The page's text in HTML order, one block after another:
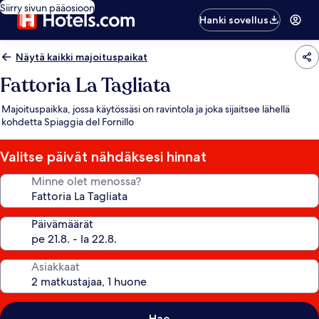
Siirry sivun pääosioon
Hanki sovellus
Näytä kaikki majoituspaikat
Fattoria La Tagliata
Majoituspaikka, jossa käytössäsi on ravintola ja joka sijaitsee lähellä
kohdetta Spiaggia del Fornillo
Valitse päivät nähdäksesi hinnat
Minne olet menossa?
Päivämäärät
Asiakkaat